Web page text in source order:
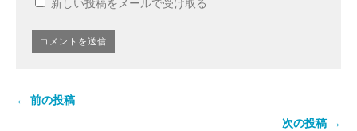
新しい投稿をメールで受け取る
← 前の投稿
次の投稿 →